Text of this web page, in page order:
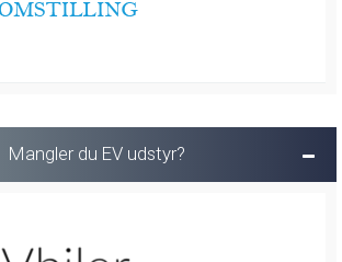
Mangler du EV udstyr?